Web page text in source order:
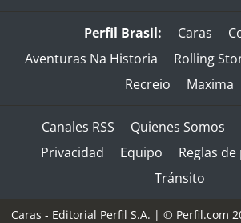
Perfil Brasil: Caras
Aventuras Na Historia
Rolling
Recreio
Maxima
Canales RSS Quienes Somos
Privacidad
Equipo
Reglas
Tránsito
Caras - Editorial Perfil S.A. | © Perfil.com